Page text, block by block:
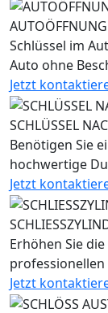
AUTOÖFFNUNG
Schlüssel im
Auto ohne
Jetzt
SCHLÜSSEL
Benötigen Sie
hochwertige
Jetzt
Erhöhen Sie
professionellen
Jetzt